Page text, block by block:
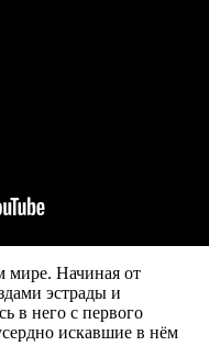
мире. Начиная от
эстрады и
в него с первого
искавшие в нём